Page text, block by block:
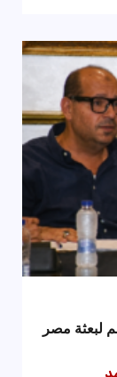
لبعثة مصر